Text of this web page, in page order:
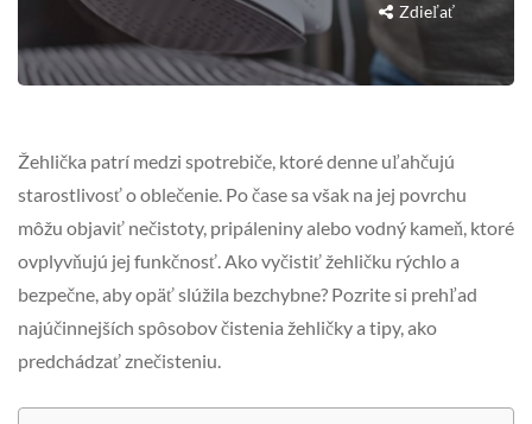
Zdieľať
Žehlička patrí medzi spotrebiče, ktoré denne uľahčujú
starostlivosť o oblečenie. Po čase sa však na jej povrchu
môžu objaviť nečistoty, pripáleniny alebo vodný kameň, ktoré
ovplyvňujú jej funkčnosť. Ako vyčistiť žehličku rýchlo a
bezpečne, aby opäť slúžila bezchybne? Pozrite si prehľad
najúčinnejších spôsobov čistenia žehličky a tipy, ako
predchádzať znečisteniu.